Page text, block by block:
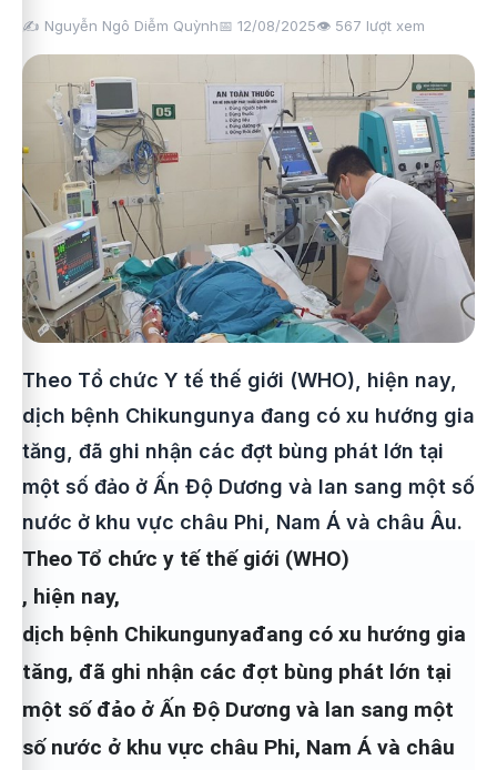
✍️ Nguyễn Ngô Diễm Quỳnh📅 12/08/2025👁️ 567 lượt xem
Theo Tổ chức Y tế thế giới (WHO), hiện nay,
dịch bệnh Chikungunya đang có xu hướng gia
tăng, đã ghi nhận các đợt bùng phát lớn tại
một số đảo ở Ấn Độ Dương và lan sang một số
nước ở khu vực châu Phi, Nam Á và châu Âu.
Theo Tổ chức y tế thế giới (WHO)
, hiện nay,
dịch bệnh Chikungunyađang có xu hướng gia
tăng, đã ghi nhận các đợt bùng phát lớn tại
một số đảo ở Ấn Độ Dương và lan sang một
số nước ở khu vực châu Phi, Nam Á và châu